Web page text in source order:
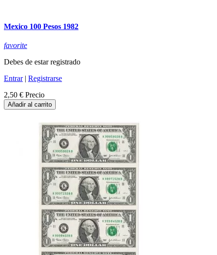
Mexico 100 Pesos 1982
favorite
Debes de estar registrado
Entrar| Registrarse
2,50 € Precio
Añadir al carrito